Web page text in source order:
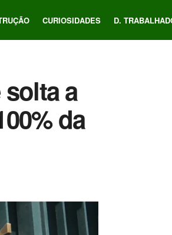
CURIOSIDADES D.
a
da